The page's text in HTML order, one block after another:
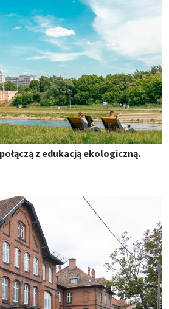
z edukacją ekologiczną.